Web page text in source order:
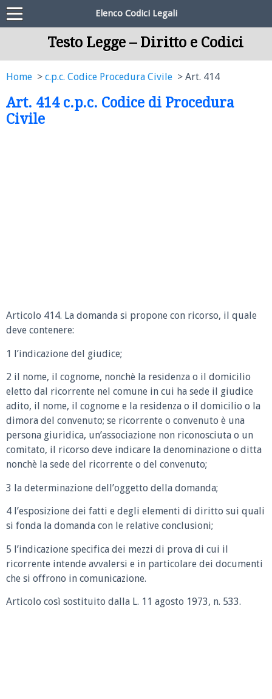
Elenco Codici Legali
Testo Legge – Diritto e Codici
Home c.p.c. Codice Procedura Civile Art. 414
Art. 414 c.p.c. Codice di Procedura
Civile
Articolo 414. La domanda si propone con ricorso, il quale
deve contenere:
1 l’indicazione del giudice;
2 il nome, il cognome, nonchè la residenza o il domicilio
eletto dal ricorrente nel comune in cui ha sede il giudice
adito, il nome, il cognome e la residenza o il domicilio o la
dimora del convenuto; se ricorrente o convenuto è una
persona giuridica, un’associazione non riconosciuta o un
comitato, il ricorso deve indicare la denominazione o ditta
nonchè la sede del ricorrente o del convenuto;
3 la determinazione dell’oggetto della domanda;
4 l’esposizione dei fatti e degli elementi di diritto sui quali
si fonda la domanda con le relative conclusioni;
5 l’indicazione specifica dei mezzi di prova di cui il
ricorrente intende avvalersi e in particolare dei documenti
che si offrono in comunicazione.
Articolo così sostituito dalla L. 11 agosto 1973, n. 533.